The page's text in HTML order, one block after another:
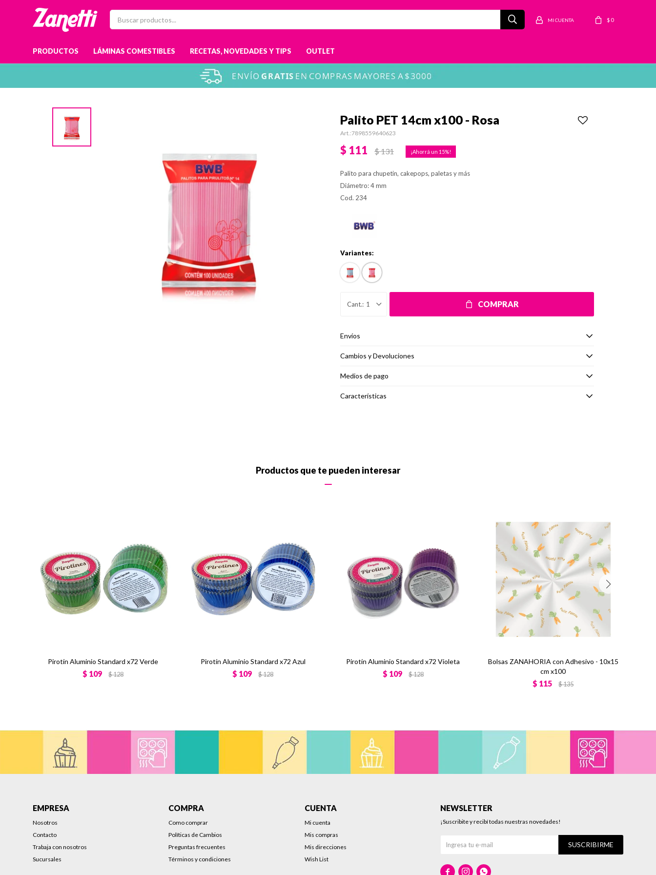
PRODUCTOS LÁMINAS COMESTIBLES RECETAS, NOVEDADES Y TIPS OUTLET
$ 0
Palito PET 14cm x100 - Rosa
7898559640623
$ 111 $131 15
Palito para chupetin, cakepops, paletas y más
Diámetro: 4 mm
Cod. 234
Variantes:
1 COMPRAR
Envíos
Cambios y Devoluciones
Medios de pago
Características
Productos que te pueden interesar
Pirotín Aluminio Standard x72 Verde
$ 109 $128
Pirotín Aluminio Standard x72 Azul
$ 109 $128
Pirotín Aluminio Standard x72 Violeta
$ 109 $128
Bolsas ZANAHORIA con Adhesivo - 10x15
cm x100
$ 115 $135
EMPRESA
Nosotros
Contacto
Trabaja con nosotros
Sucursales
COMPRA
Como comprar
Políticas de Cambios
Preguntas frecuentes
Términos y condiciones
CUENTA
Mi cuenta
Mis compras
Mis direcciones
Wish List
NEWSLETTER
¡Suscribite y recibí todas nuestras novedades!
SUSCRIBIRME
  